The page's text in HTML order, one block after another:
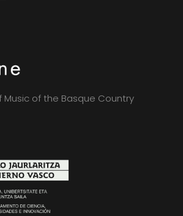
Music of the Basque Country